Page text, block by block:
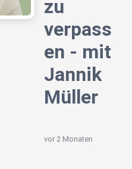
zu
verpass
en - mit
Jannik
Müller
vor 2 Monaten